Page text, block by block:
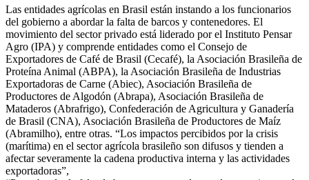
Las entidades agrícolas en Brasil están instando a los funcionarios
del gobierno a abordar la falta de barcos y contenedores. El
movimiento del sector privado está liderado por el Instituto Pensar
Agro (IPA) y comprende entidades como el Consejo de
Exportadores de Café de Brasil (Cecafé), la Asociación Brasileña de
Proteína Animal (ABPA), la Asociación Brasileña de Industrias
Exportadoras de Carne (Abiec), Asociación Brasileña de
Productores de Algodón (Abrapa), Asociación Brasileña de
Mataderos (Abrafrigo), Confederación de Agricultura y Ganadería
de Brasil (CNA), Asociación Brasileña de Productores de Maíz
(Abramilho), entre otras. “Los impactos percibidos por la crisis
(marítima) en el sector agrícola brasileño son difusos y tienden a
afectar severamente la cadena productiva interna y las actividades
exportadoras”,